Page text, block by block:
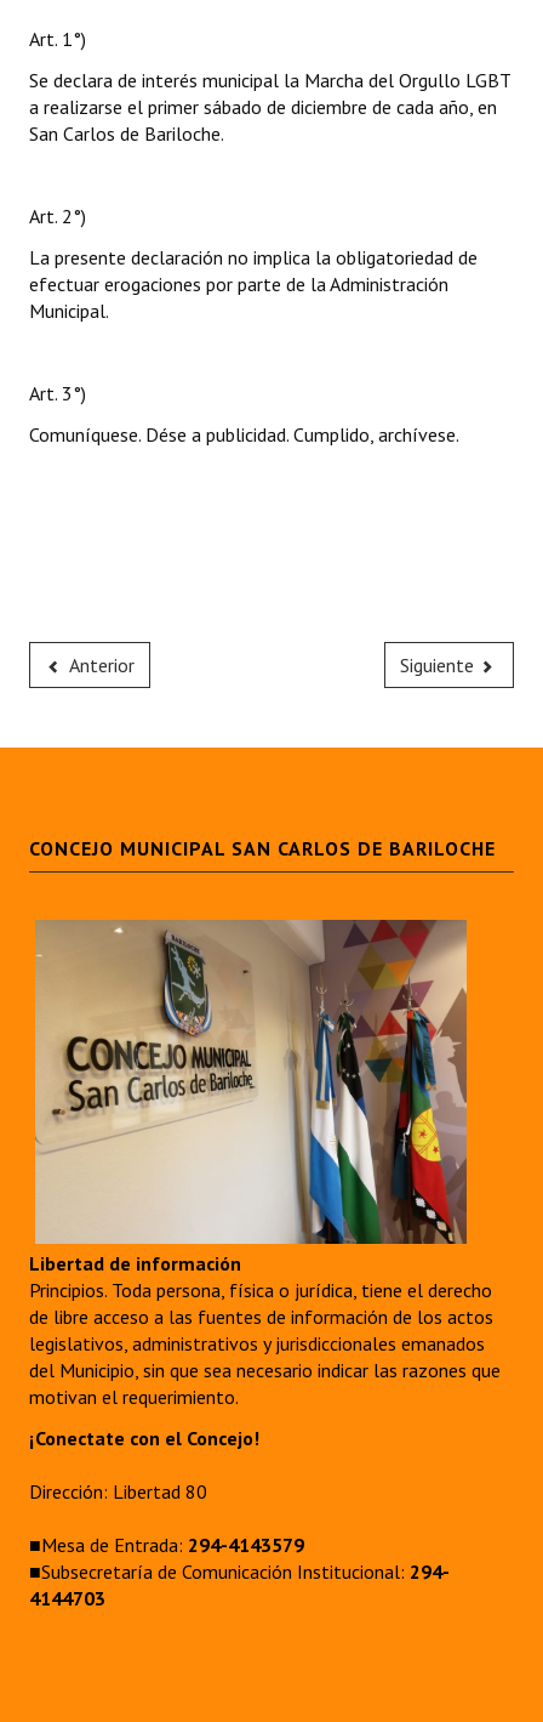
Art. 1°)
Se declara de interés municipal la Marcha del Orgullo LGBT
a realizarse el primer sábado de diciembre de cada año, en
San Carlos de Bariloche.
Art. 2°)
La presente declaración no implica la obligatoriedad de
efectuar erogaciones por parte de la Administración
Municipal.
Art. 3°)
Comuníquese. Dése a publicidad. Cumplido, archívese.
Anterior Siguiente
CONCEJO MUNICIPAL SAN CARLOS DE BARILOCHE
Libertad de información
Principios. Toda persona, física o jurídica, tiene el derecho
de libre acceso a las fuentes de información de los actos
legislativos, administrativos y jurisdiccionales emanados
del Municipio, sin que sea necesario indicar las razones que
motivan el requerimiento.
¡Conectate con el Concejo!
Dirección: Libertad 80
■Mesa de Entrada: 294-4143579
■Subsecretaría de Comunicación Institucional: 294-
4144703